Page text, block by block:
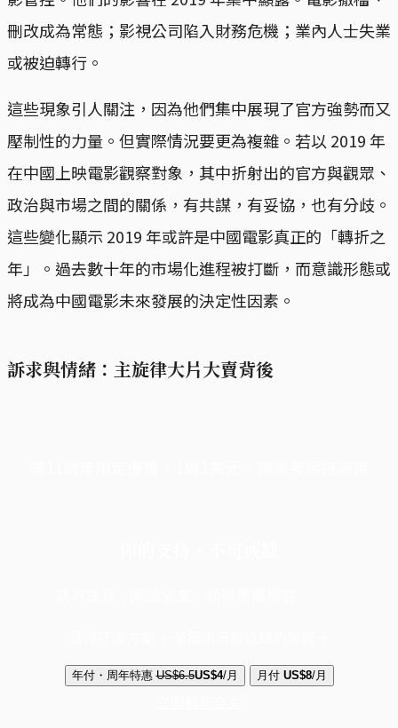
刪改成為常態；影視公司陷入財務危機；業內人士失業
或被迫轉行。
這些現象引人關注，因為他們集中展現了官方強勢而又
壓制性的力量。但實際情況要更為複雜。若以 2019 年
在中國上映電影觀察對象，其中折射出的官方與觀眾、
政治與市場之間的關係，有共謀，有妥協，也有分歧。
這些變化顯示 2019 年或許是中國電影真正的「轉折之
年」。過去數十年的市場化進程被打斷，而意識形態或
將成為中國電影未來發展的決定性因素。
訴求與情緒：主旋律大片大賣背後
年付・周年特惠 US$6.5US$4/月 月付 US$8/月